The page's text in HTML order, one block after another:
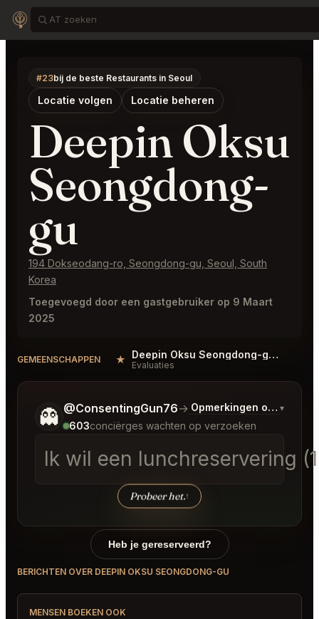
#23bij de beste Restaurants in Seoul
Locatie volgen Locatie beheren
Deepin Oksu
Seongdong-
gu
194 Dokseodang-ro, Seongdong-gu, Seoul, South
Korea
Toegevoegd door een gastgebruiker op 9 Maart
2025
GEMEENSCHAPPEN ★ Deepin Oksu Seongdong-gu Reviews
Evaluaties
👻 @ConsentingGun76→ Opmerkingen over
▾
603conciërges wachten op verzoeken
Ik wil een lunchreservering
Probeer het.↑
Vertel me wat je wilt.
Heb je gereserveerd?
BERICHTEN OVER DEEPIN OKSU SEONGDONG-GU
MENSEN BOEKEN OOK